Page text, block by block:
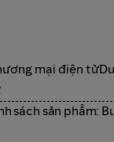
mại điện tử
sách sản phẩm: